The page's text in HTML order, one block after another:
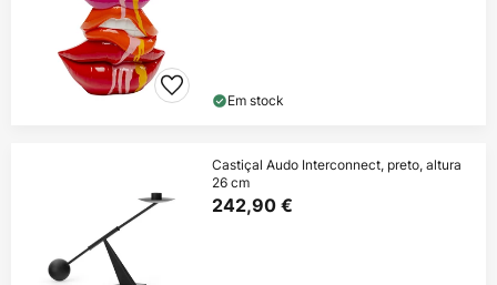
Em stock
Castiçal Audo Interconnect, preto, altura
26 cm
242,90 €